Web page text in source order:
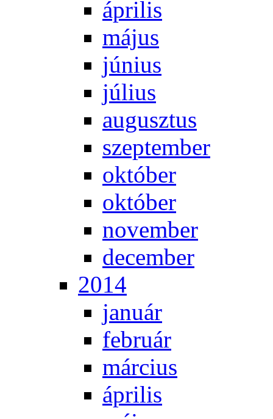
áp­ri­lis
má­jus
jú­ni­us
jú­li­us
au­gusz­tus
szep­tem­ber
ok­tó­ber
ok­tó­ber
no­vem­ber
de­cem­ber
2014
ja­nu­ár
feb­ru­ár
már­ci­us
áp­ri­lis